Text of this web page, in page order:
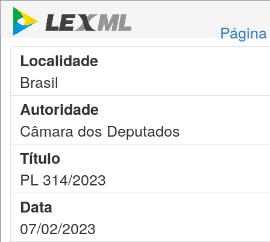
Localidade
Brasil
Autoridade
Câmara dos Deputados
Título
PL 314/2023
Data
07/02/2023